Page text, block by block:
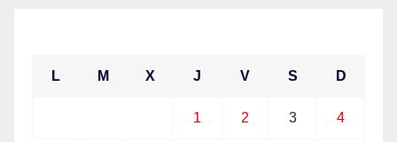
L M X J V S D
1 2 3 4